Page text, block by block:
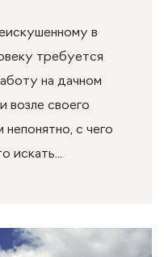
в
требуется
на дачном
возле своего
непонятно, с чего
искать...